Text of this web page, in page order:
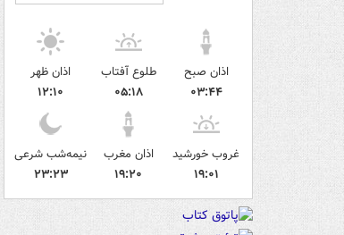
اذان صبح
۰۳:۴۴
طلوع آفتاب
۰۵:۱۸
اذان ظهر
۱۲:۱۰
غروب خورشید
۱۹:۰۱
اذان مغرب
۱۹:۲۰
نیمه‌شب شرعی
۲۳:۲۳